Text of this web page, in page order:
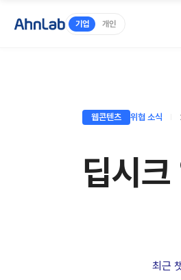
기업 개인
웹콘텐츠 위협 소식
딥시
최근